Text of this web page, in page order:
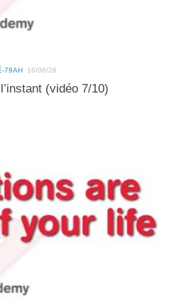
79AH 16/06/26
(vidéo 7/10)